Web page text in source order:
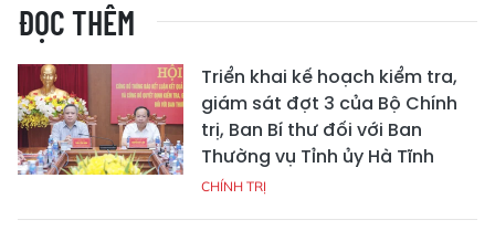
ĐỌC THÊM
Triển khai kế hoạch kiểm tra,
giám sát đợt 3 của Bộ Chính
trị, Ban Bí thư đối với Ban
Thường vụ Tỉnh ủy Hà Tĩnh
CHÍNH TRỊ